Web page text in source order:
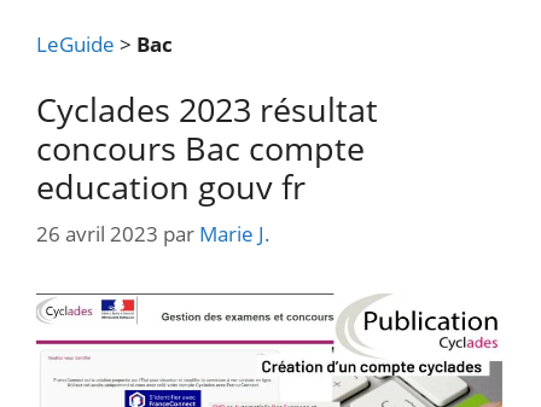
LeGuide > Bac
Cyclades 2023 résultat
concours Bac compte
education gouv fr
26 avril 2023 par Marie J.